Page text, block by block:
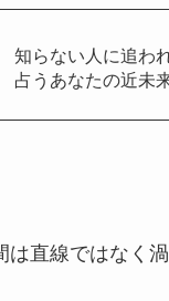
知らない人に追わ
占うあなたの近未
は直線ではなく